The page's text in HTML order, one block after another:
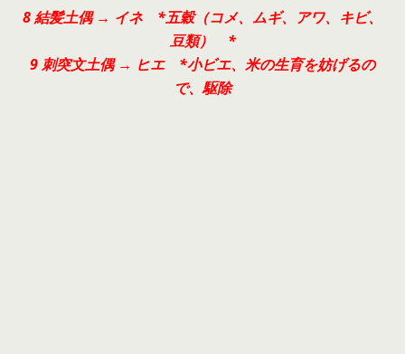
8 結髪土偶 → イネ *五穀（コメ、ムギ、アワ、キビ、
豆類） *
9 刺突文土偶 → ヒエ *小ビエ、米の生育を妨げるの
で、駆除